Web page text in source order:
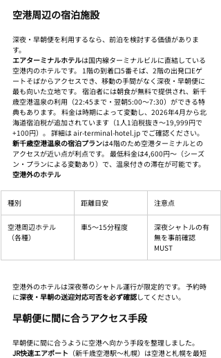
空港周辺の宿泊施設
深夜・早朝便を利用するなら、前泊を検討する価値がありま
す。
エアターミナルホテルは国内線ターミナルビルに直結している
空港内のホテルです。 1階の到着口5番そば、2階の出発口Eゲ
ートそばからアクセスでき、移動の手間がなく深夜・早朝便に
最も向いた立地です。 宿泊者には朝食が無料で提供され、新千
歳空港温泉の利用（22:45まで・翌朝5:00〜7:30）ができる特
典もあります。 料金は時期によって変動し、2026年4月から北
海道宿泊税が追加されています（1人1泊税抜き〜19,999円で
+100円）。 詳細は air-terminal-hotel.jp でご確認ください。
新千歳空港温泉の宿泊プランは4階のため空港ターミナルとの
アクセスが近い点が利点です。 最低料金は4,600円〜（シーズ
ン・プランによる変動あり）で、温泉付きの滞在が可能です。
空港外のホテル
種別 距離目安 注意点
空港周辺ホテル
（各種）
車5〜15分程度
深夜シャトルの有
無を事前確認
MUST
空港外のホテルは深夜帯のシャトル運行が限定的です。 予約時
に深夜・早朝の送迎対応可否を必ず確認してください。
早朝便に間に合うアクセス手段
早朝便に間に合うように空港へ向かう手段を整理しました。
JR快速エアポート （新千歳空港駅〜札幌）は空港と札幌を最短